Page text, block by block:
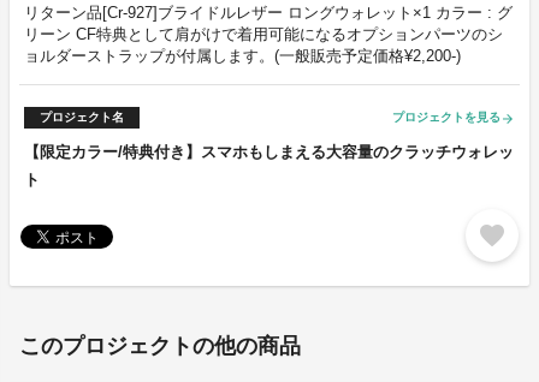
リターン品[Cr-927]ブライドルレザー ロングウォレット×1 カラー : グ
リーン CF特典として肩がけで着用可能になるオプションパーツのシ
ョルダーストラップが付属します。(一般販売予定価格¥2,200-)
プロジェクト名 プロジェクトを見る arrow_forward
【限定カラー/特典付き】スマホもしまえる大容量のクラッチウォレッ
ト
favorite
このプロジェクトの他の商品